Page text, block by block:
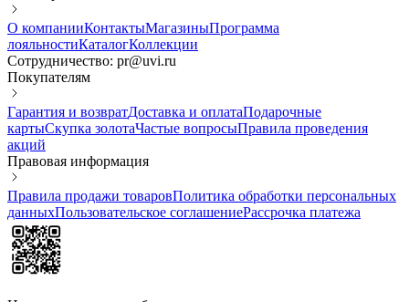
О компанииКонтактыМагазиныПрограмма
лояльностиКаталогКоллекции
Сотрудничество: pr@uvi.ru
Покупателям
Гарантия и возвратДоставка и оплатаПодарочные
картыСкупка золотаЧастые вопросыПравила проведения
акций
Правовая информация
Правила продажи товаровПолитика обработки персональных
данныхПользовательское соглашениеРассрочка платежа